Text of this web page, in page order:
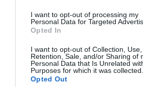
I want to opt-out of processing my
Personal Data for Targeted
Opted In
I want to opt-out of Collection, Use,
Retention, Sale, and/or Sharing of
Personal Data that Is Unrelated
Purposes for which it was collected.
Opted Out